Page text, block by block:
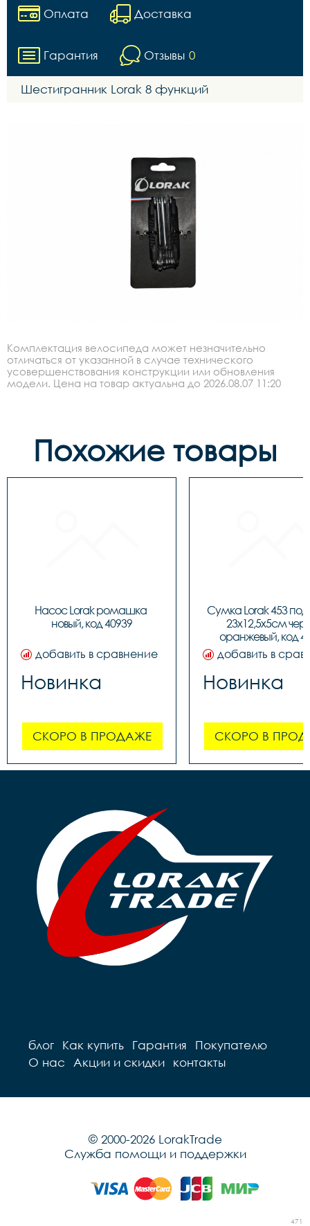
Оплата Доставка
Гарантия Отзывы 0
Шестигранник Lorak 8 функций
Комплектация велосипеда может незначительно
отличаться от указанной в случае технического
усовершенствования конструкции или обновления
модели. Цена на товар актуальна до 2026.08.07 11:20
Похожие товары
Насос Lorak ромашка
новый, код 40939
добавить в сравнение
Новинка
СКОРО В ПРОДАЖЕ
Сумка Lorak 453
23х12,5х5см
оранжевый, код
добавить в
Новинка
СКОРО В
блог Как купить Гарантия
Покупателю
О нас
Акции и скидки контакты
© 2000-2026 LorakTrade
Служба помощи и поддержки
471